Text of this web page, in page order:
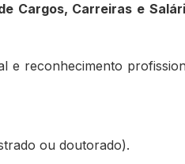
Cargos, Carreiras e
e reconhecimento
ou doutorado).